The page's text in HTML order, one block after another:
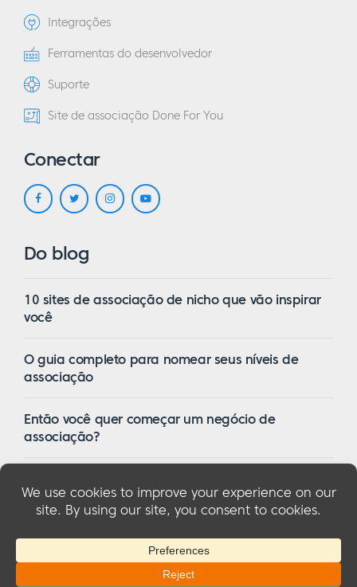
Integrações
Ferramentas do desenvolvedor
Suporte
Site de associação Done For You
Conectar
Do blog
10 sites de associação de nicho que vão inspirar
você
O guia completo para nomear seus níveis de
associação
Então você quer começar um negócio de
associação?
WordPress em 2023
© 2026 MemberMouse, LLCPolítica de privacidade